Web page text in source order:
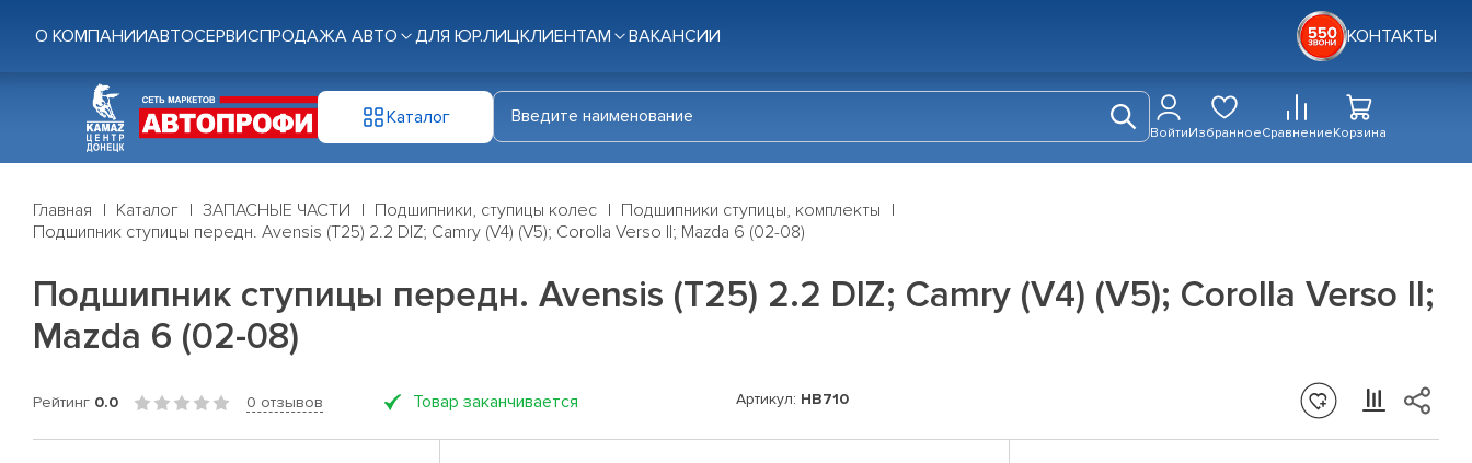
О КОМПАНИИАВТОСЕРВИСПРОДАЖА АВТО ДЛЯ ЮР.ЛИЦКЛИЕНТАМ ВАКАНСИИ КОНТАКТЫ
Каталог
ВойтиИзбранноеСравнениеКорзина
Главная Каталог ЗАПАСНЫЕ ЧАСТИ Подшипники, ступицы колес
Подшипники ступицы, комплекты
Подшипник ступицы передн. Avensis (T25) 2.2 DIZ; Camry (V4) (V5); Corolla Verso II; Mazda 6 (02-08)
Подшипник ступицы передн. Avensis (T25) 2.2 DIZ; Camry (V4) (V5); Corolla Verso II;
Mazda 6 (02-08)
Рейтинг 0.0 0 отзывов Товар заканчивается Артикул: HB710